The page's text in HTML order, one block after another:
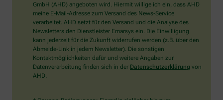
wählen
Sie
bitte
die
Flagge.
GmbH (AHD) angeboten wird. Hiermit willige ich ein, dass AHD
meine E-Mail-Adresse zum Versand des News-Service
verarbeitet. AHD setzt für den Versand und die Analyse des
Newsletters den Dienstleister Emarsys ein. Die Einwilligung
kann jederzeit für die Zukunft widerrufen werden (z.B. über den
Abmelde-Link in jedem Newsletter). Die sonstigen
Kontaktmöglichkeiten dafür und weitere Angaben zur
Datenverarbeitung finden sich in der Datenschutzerklärung von
AHD.